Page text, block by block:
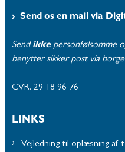
Send os en mail via
Send ikke personfølsomme
benytter sikker post via
CVR. 29 18 96 76
LINKS
Vejledning til oplæsning af